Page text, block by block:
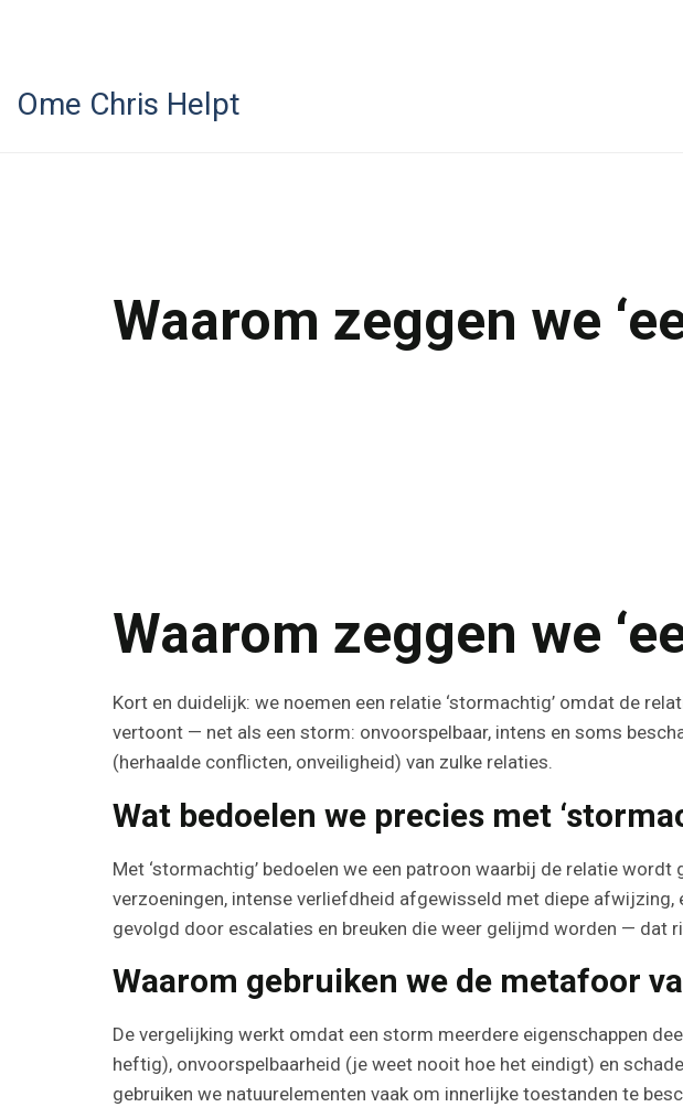
Ome Chris Helpt
Waarom zeggen we
Waarom zeggen we
Kort en duidelijk: we noemen een relatie ‘stormachtig’ omdat de
vertoont — net als een storm: onvoorspelbaar, intens en soms
(herhaalde conflicten, onveiligheid) van zulke relaties.
Wat bedoelen we precies met
Met ‘stormachtig’ bedoelen we een patroon waarbij de relatie
verzoeningen, intense verliefdheid afgewisseld met diepe afwijzing,
gevolgd door escalaties en breuken die weer gelijmd worden — dat
Waarom gebruiken we de metafoor
De vergelijking werkt omdat een storm meerdere eigenschappen
heftig), onvoorspelbaarheid (je weet nooit hoe het eindigt) en
gebruiken we natuurelementen vaak om innerlijke toestanden te